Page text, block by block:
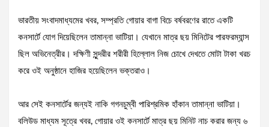
ভারতীয় সংবাদমাধ্যমের খবর, সম্প্রতি গোয়ার বাগা বিচে বর্ষবরণের রাতে একটি
কনসার্টে যোগ দিয়েছিলেন তামান্না ভাটিয়া। যেখানে মাত্র ছয় মিনিটের পারফরম্যান্স
ছিল অভিনেত্রীর। দক্ষিণী সুন্দরীর শরীরী হিল্লোল নিজ চোখে দেখতে মোটা টাকা খরচ
করে ওই অনুষ্ঠানে হাজির হয়েছিলেন ভক্তরাও।
আর সেই কনসার্টের জন্যই নাকি গগনচুম্বী পারিশ্রমিক হাঁকান তামান্না ভাটিয়া।
বলিউড মাধ্যম সূত্রে খবর, গোয়ার ওই কনসার্টে মাত্র ছয় মিনিট নাচ করার জন্য ৬